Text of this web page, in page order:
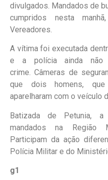
divulgados. Mandados de
cumpridos nesta
Vereadores.
A vítima foi executada
e a polícia ainda não
crime. Câmeras de
que dois homens,
aparelharam com o veículo
Batizada de Petunia, a
mandados na Região
Participam da ação
Polícia Militar e do
g1